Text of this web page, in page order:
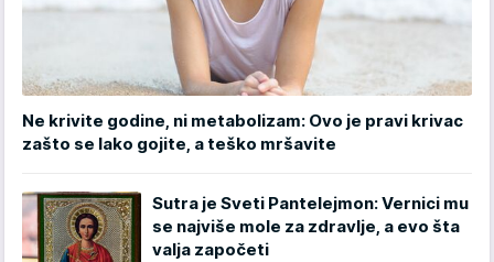
Ne krivite godine, ni metabolizam: Ovo je pravi krivac
zašto se lako gojite, a teško mršavite
Sutra je Sveti Pantelejmon: Vernici mu
se najviše mole za zdravlje, a evo šta
valja započeti